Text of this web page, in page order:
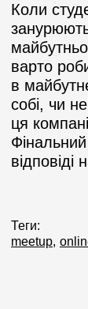
Коли
варто
в
собі, чи
ця
відповіді
Теги:
meetup